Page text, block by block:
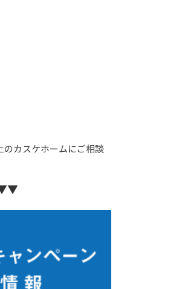
のカスケホームにご相談